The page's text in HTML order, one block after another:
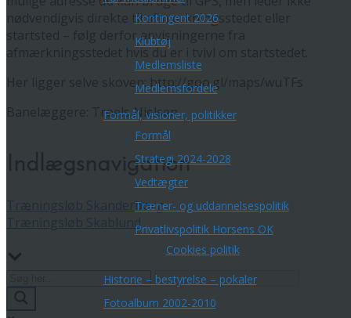
Kontingent 2026
Klubtøj
Medlemsliste
Medlemsfordele
Formål, visioner, politikker
Formål
Strategi 2024-2028
Vedtægter
Træner- og uddannelsespolitik
Privatlivspolitik Horsens OK
Cookies politik
Historie – bestyrelse – pokaler
Fotoalbum 2002-2010
nødvendigvis direkte til afmærkningsstedet eller
startsted – følg derfor anvisningerne fra
afmærkningsstedet hvis du er i tvivl om startstedet.
Her ligger selve skoven: http://goo.gl/maps/wuTFs
Banelæggere: Troels Nielsen
Indlægsnavigation
Træningsløb Skanderborg
Træningsløb Skablund